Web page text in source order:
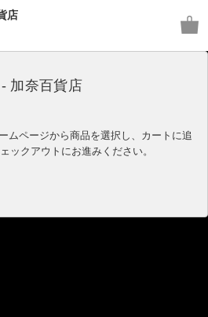
店
加奈百貨店
ムページから商品を選択し、カートに追
ックアウトにお進みください。